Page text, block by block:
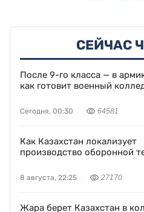
СЕЙЧАС
После 9-го класса — в
как готовит военный
Сегодня, 00:30 64581
Как Казахстан локализует
производство оборонной
8 августа, 22:25 27170
Жара берет Казахстан в